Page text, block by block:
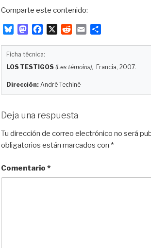
Comparte este contenido:
u
s
k
y
M
o
d
o
b
o
o
X
i
t
l
a
t
Ficha técnica:
LOS TESTIGOS (Les témoins), Francia, 2007.
Dirección: André Techiné
Deja una respuesta
Tu dirección de correo electrónico no será
obligatorios están marcados con *
Comentario *